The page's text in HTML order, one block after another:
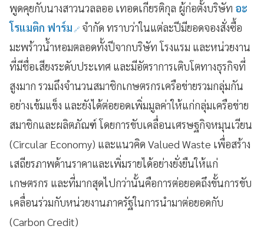
พูดคุยกับนางสาวนวลลออ เทอดเกียรติกุล ผู้ก่อตั้งบริษัท อะ
โรแมติก ฟาร์ม จำกัด ทราบว่าในแต่ละปีมียอดจองสั่งซื้อ
มะพร้าวน้ำหอมตลอดทั้งปีจากบริษัท โรงแรม และหน่วยงาน
ที่มีชื่อเสียงระดับประเทศ และมีอัตราการเติบโตทางธุรกิจที่
สูงมาก รวมถึงจำนวนสมาชิกเกษตรกรเครือข่ายรวมกลุ่มกัน
อย่างเข้มแข็ง และยังได้ต่อยอดเพิ่มมูลค่าให้แก่กลุ่มเครือข่าย
สมาชิกและผลิตภัณฑ์ โดยการขับเคลื่อนเศรษฐกิจหมุนเวียน
(Circular Economy) และแนวคิด Valued Waste เพื่อสร้าง
เสถียรภาพด้านราคาและเพิ่มรายได้อย่างยั่งยืนให้แก่
เกษตรกร และที่มากสุดไปกว่านั้นคือการต่อยอดถึงขั้นการขับ
เคลื่อนร่วมกับหน่วยงานภาครัฐในการนำมาต่อยอดกับ
(Carbon Credit)